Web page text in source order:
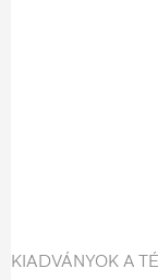
KIADVÁNYOK A